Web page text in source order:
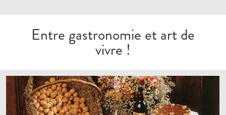
Entre gastronomie et art de
vivre !